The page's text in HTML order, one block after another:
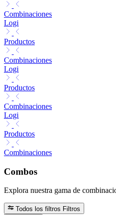
Combinaciones
Logi
Productos
Combinaciones
Logi
Productos
Combinaciones
Logi
Productos
Combinaciones
Combos
Explora nuestra gama de
Todos los filtros Filtros